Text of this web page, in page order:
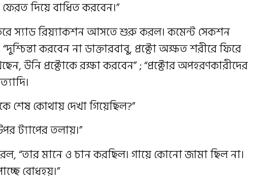
দিয়ে বাধিত করবেন।”
স্যাড রিয়্যাকশন আসতে শুরু করল। কমেন্ট সেকশন
করবেন না ডাক্তারবাবু, প্রক্টো অক্ষত শরীরে ফিরে
উনি প্রক্টোকে রক্ষা করবেন” ; “প্রক্টোর অপহরণকারীদের
শেষ কোথায় দেখা গিয়েছিল?”
ট্যাপের তলায়।”
“তার মানে ও চান করছিল। গায়ে কোনো জামা ছিল না।
বোধহয়।”